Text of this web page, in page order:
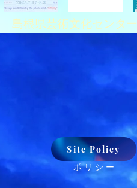
Site Policy
​ ポ リ シ ー
島根県芸術文化センター